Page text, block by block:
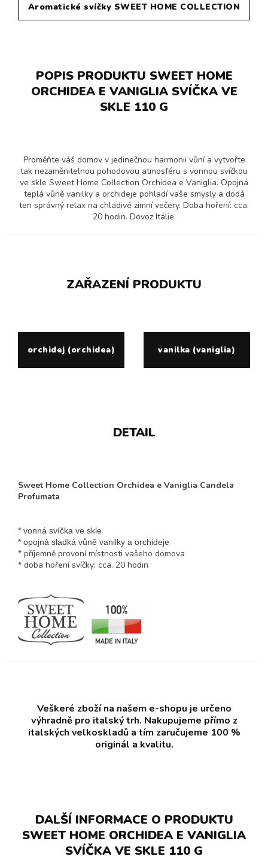
Aromatické svíčky SWEET HOME COLLECTION
POPIS PRODUKTU SWEET HOME
ORCHIDEA E VANIGLIA SVÍČKA VE
SKLE 110 G
Proměňte váš domov v jedinečnou harmonii vůní a vytvořte
tak nezaměnitelnou pohodovou atmosféru s vonnou svíčkou
ve skle Sweet Home Collection Orchidea e Vaniglia. Opojná
teplá vůně vanilky a orchideje pohladí vaše smysly a dodá
ten správný relax na chladivé zimní večery. Doba hoření: cca.
20 hodin. Dovoz Itálie.
ZAŘAZENÍ PRODUKTU
orchidej (orchidea) vanilka (vaniglia)
DETAIL
Sweet Home Collection Orchidea e Vaniglia Candela
Profumata
* vonná svíčka ve skle
* opojná sladká vůně vanilky a orchideje
* příjemně provoní místnosti vašeho domova
* doba hoření svíčky: cca. 20 hodin
Veškeré zboží na našem e-shopu je určeno
výhradně pro italský trh. Nakupujeme přímo z
italských velkoskladů a tím zaručujeme 100 %
originál a kvalitu.
DALŠÍ INFORMACE O PRODUKTU
SWEET HOME ORCHIDEA E VANIGLIA
SVÍČKA VE SKLE 110 G